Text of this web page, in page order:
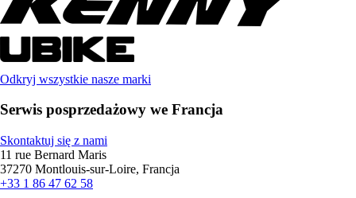
Odkryj wszystkie nasze marki
Serwis posprzedażowy we Francja
Skontaktuj się z nami
11 rue Bernard Maris
37270 Montlouis-sur-Loire, Francja
+33 1 86 47 62 58